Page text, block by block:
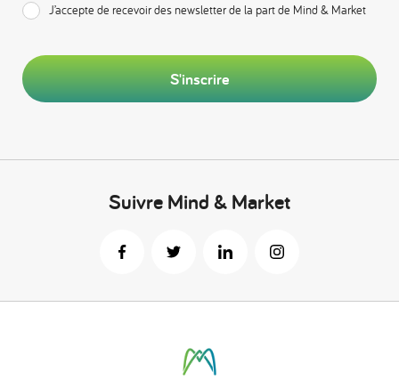
J’accepte de recevoir des newsletter de la part de Mind & Market
S'inscrire
Suivre Mind & Market